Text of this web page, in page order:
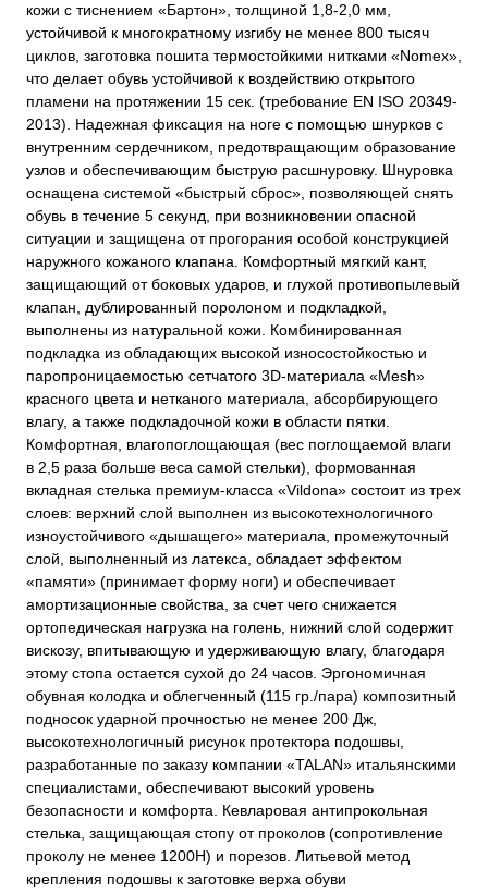
кожи с тиснением «Бартон», толщиной 1,8-2,0 мм,
устойчивой к многократному изгибу не менее 800 тысяч
циклов, заготовка пошита термостойкими нитками «Nomex»,
что делает обувь устойчивой к воздействию открытого
пламени на протяжении 15 сек. (требование EN ISO 20349-
2013). Надежная фиксация на ноге с помощью шнурков с
внутренним сердечником, предотвращающим образование
узлов и обеспечивающим быструю расшнуровку. Шнуровка
оснащена системой «быстрый сброс», позволяющей снять
обувь в течение 5 секунд, при возникновении опасной
ситуации и защищена от прогорания особой конструкцией
наружного кожаного клапана. Комфортный мягкий кант,
защищающий от боковых ударов, и глухой противопылевый
клапан, дублированный поролоном и подкладкой,
выполнены из натуральной кожи. Комбинированная
подкладка из обладающих высокой износостойкостью и
паропроницаемостью сетчатого 3D-материала «Mesh»
красного цвета и нетканого материала, абсорбирующего
влагу, а также подкладочной кожи в области пятки.
Комфортная, влагопоглощающая (вес поглощаемой влаги
в 2,5 раза больше веса самой стельки), формованная
вкладная стелька премиум-класса «Vildona» состоит из трех
слоев: верхний слой выполнен из высокотехнологичного
изноустойчивого «дышащего» материала, промежуточный
слой, выполненный из латекса, обладает эффектом
«памяти» (принимает форму ноги) и обеспечивает
амортизационные свойства, за счет чего снижается
ортопедическая нагрузка на голень, нижний слой содержит
вискозу, впитывающую и удерживающую влагу, благодаря
этому стопа остается сухой до 24 часов. Эргономичная
обувная колодка и облегченный (115 гр./пара) композитный
подносок ударной прочностью не менее 200 Дж,
высокотехнологичный рисунок протектора подошвы,
разработанные по заказу компании «TALAN» итальянскими
специалистами, обеспечивают высокий уровень
безопасности и комфорта. Кевларовая антипрокольная
стелька, защищающая стопу от проколов (сопротивление
проколу не менее 1200Н) и порезов. Литьевой метод
крепления подошвы к заготовке верха обуви